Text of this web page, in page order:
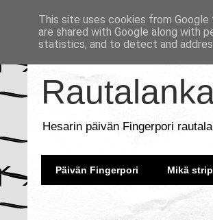
Hesarin päivän Fingerpori
Päivän Fingerpori Mikä
This site uses cookies from
are shared with Google along with
statistics, and to detect and